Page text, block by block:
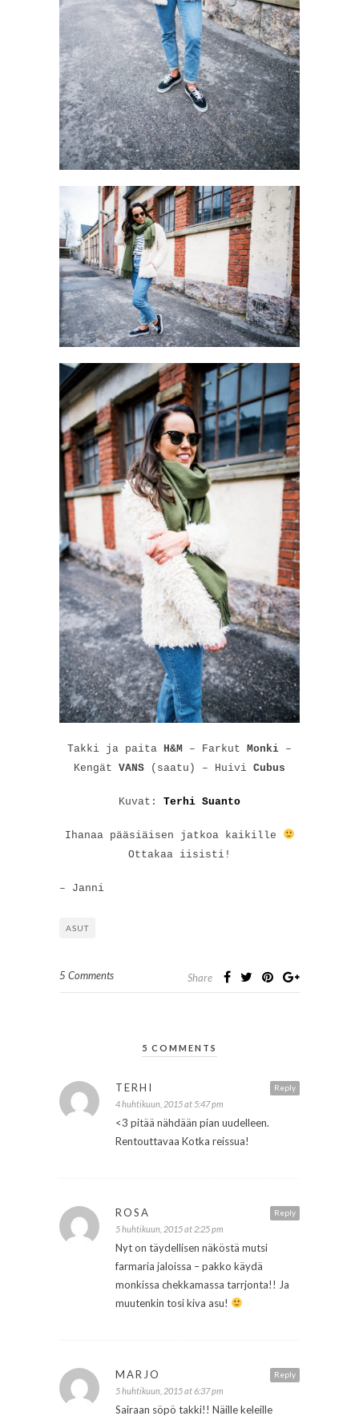
Takki ja paita H&M – Farkut Monki –
Kengät VANS (saatu) – Huivi Cubus
Kuvat: Terhi Suanto
Ihanaa pääsiäisen jatkoa kaikille
Ottakaa iisisti!
– Janni
ASUT
5 Comments Share
5 COMMENTS
Reply
TERHI
4 huhtikuun, 2015 at 5:47 pm
<3 pitää nähdään pian uudelleen.
Rentouttavaa Kotka reissua!
Reply
ROSA
5 huhtikuun, 2015 at 2:25 pm
Nyt on täydellisen näköstä mutsi
farmaria jaloissa – pakko käydä
monkissa chekkamassa tarrjonta!! Ja
muutenkin tosi kiva asu!
Reply
MARJO
5 huhtikuun, 2015 at 6:37 pm
Sairaan söpö takki!! Näille keleille